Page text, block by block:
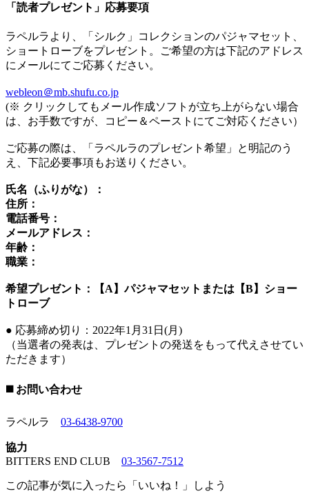
「読者プレゼント」応募要項
ラペルラより、「シルク」コレクションのパジャマセット、
ショートローブをプレゼント。ご希望の方は下記のアドレス
にメールにてご応募ください。
webleon＠mb.shufu.co.jp
(※ クリックしてもメール作成ソフトが立ち上がらない場合
は、お手数ですが、コピー＆ペーストにてご対応ください）
ご応募の際は、「ラペルラのプレゼント希望」と明記のう
え、下記必要事項もお送りください。
氏名（ふりがな）：
住所：
電話番号：
メールアドレス：
年齢：
職業：
希望プレゼント：【A】パジャマセットまたは【B】ショー
トローブ
● 応募締め切り：2022年1月31日(月)
（当選者の発表は、プレゼントの発送をもって代えさせてい
ただきます）
◼️ お問い合わせ
ラペルラ 03-6438-9700
協力
BITTERS END CLUB 03-3567-7512
この記事が気に入ったら「いいね！」しよう